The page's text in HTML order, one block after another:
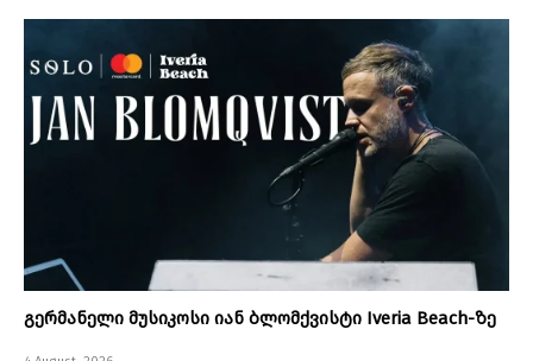
გერმანელი მუსიკოსი იან ბლომქვისტი Iveria Beach-ზე